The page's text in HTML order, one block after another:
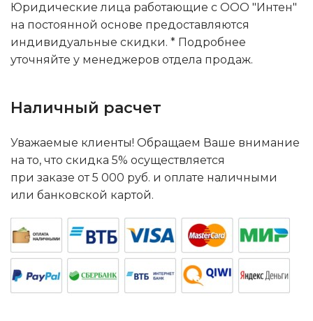
Юридические лица работающие с ООО "Интен"
на постоянной основе предоставляются
индивидуальные скидки. * Подробнее
уточняйте у менеджеров отдела продаж.
Наличный расчет
Уважаемые клиенты! Обращаем Ваше внимание
на то, что скидка 5% осуществляется
при заказе от 5 000 руб. и оплате наличными
или банковской картой.